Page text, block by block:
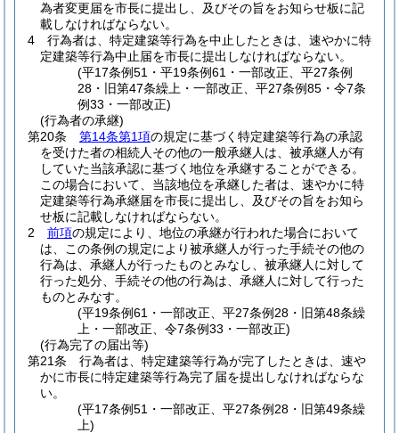
為者変更届を市長に提出し、及びその旨をお知らせ板に記
載しなければならない。
4
行為者は、特定建築等行為を中止したときは、速やかに特
定建築等行為中止届を市長に提出しなければならない。
(平17条例51・平19条例61・一部改正、平27条例
28・旧第47条繰上・一部改正、平27条例85・令7条
例33・一部改正)
(行為者の承継)
第20条
第14条第1項の規定に基づく特定建築等行為の承認
を受けた者の相続人その他の一般承継人は、被承継人が有
していた当該承認に基づく地位を承継することができる。
この場合において、当該地位を承継した者は、速やかに特
定建築等行為承継届を市長に提出し、及びその旨をお知ら
せ板に記載しなければならない。
2
前項の規定により、地位の承継が行われた場合において
は、この条例の規定により被承継人が行った手続その他の
行為は、承継人が行ったものとみなし、被承継人に対して
行った処分、手続その他の行為は、承継人に対して行った
ものとみなす。
(平19条例61・一部改正、平27条例28・旧第48条繰
上・一部改正、令7条例33・一部改正)
(行為完了の届出等)
第21条
行為者は、特定建築等行為が完了したときは、速や
かに市長に特定建築等行為完了届を提出しなければならな
い。
(平17条例51・一部改正、平27条例28・旧第49条繰
上)